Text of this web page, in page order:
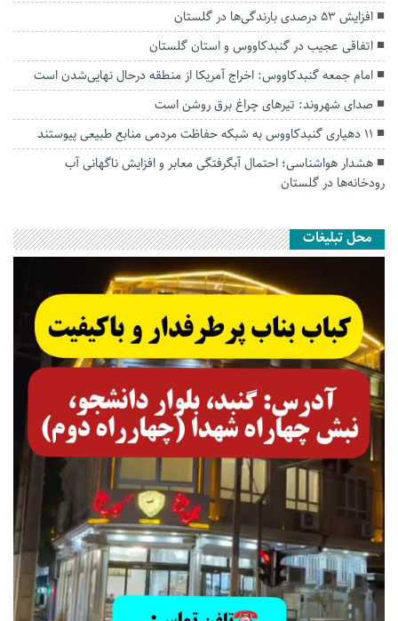
افزایش ۵۳ درصدی بارندگی‌ها در گلستان
اتفاقی عجیب در‌ گنبدکاووس و استان گلستان
امام جمعه گنبدکاووس: اخراج آمریکا از منطقه درحال نهایی‌شدن است
صدای شهروند: تیرهای چراغ برق روشن است
۱۱ دهیاری گنبدکاووس به شبکه حفاظت مردمی منابع طبیعی پیوستند
هشدار هواشناسی؛ احتمال آبگرفتگی معابر و افزایش ناگهانی آب
رودخانه‌ها در گلستان
محل تبلیغات